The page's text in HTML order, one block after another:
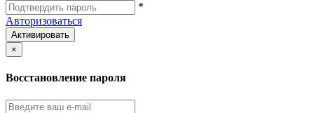
*
Авторизоваться
Активировать
×
Восстановление пароля